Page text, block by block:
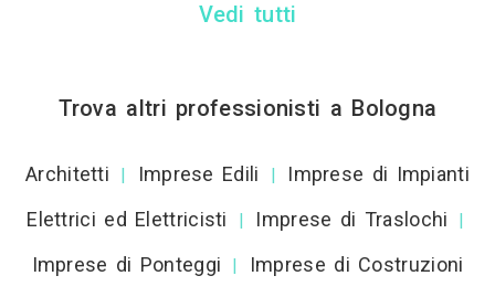
Vedi tutti
Trova altri professionisti a Bologna
Architetti | Imprese Edili |
Imprese di Impianti
Elettrici ed Elettricisti
| Imprese di Traslochi |
Imprese di Ponteggi |
Imprese di Costruzioni